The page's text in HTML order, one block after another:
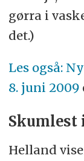
gørra i
det.)
Les også:
8. juni 2009
Helland